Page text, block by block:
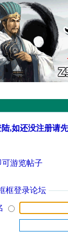
,如还没注册请
游览帖子
框登录论坛